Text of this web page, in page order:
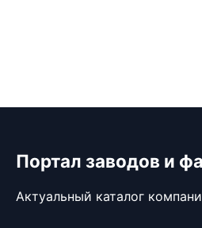
Портал заводов и
Актуальный каталог